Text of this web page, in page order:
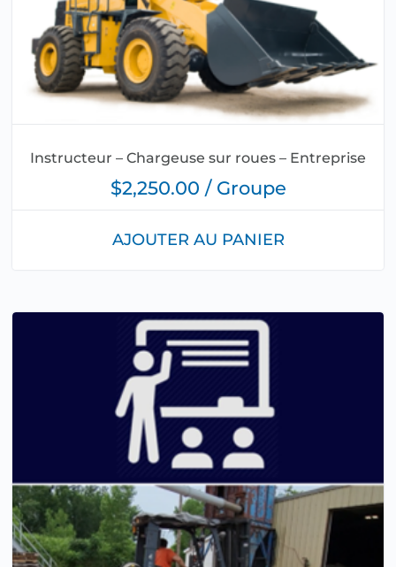
Instructeur – Chargeuse sur roues – Entreprise
$2,250.00 / Groupe
AJOUTER AU PANIER